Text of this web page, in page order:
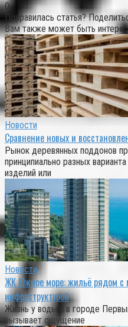
0
Понравилась статья?
Вам также может быть
Новости
Сравнение новых и
Рынок деревянных поддонов
принципиально разных
изделий или
Новости
ЖК Южное море: жильё рядом с
инфраструктурой
Жизнь у воды и в городе
вызывает ощущение